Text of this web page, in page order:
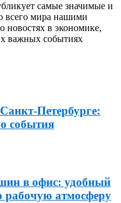
самые значимые и
всего мира нашими
новостях в экономике,
важных событиях
Петербурге:
события
в офис: удобный
рабочую атмосферу